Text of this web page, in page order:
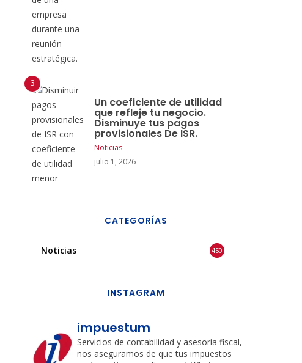
Un coeficiente de utilidad
que refleje tu negocio.
Disminuye tus pagos
provisionales De ISR.
Noticias
julio 1, 2026
CATEGORÍAS
Noticias 450
INSTAGRAM
impuestum
Servicios de contabilidad y asesoría fiscal,
nos aseguramos de que tus impuestos